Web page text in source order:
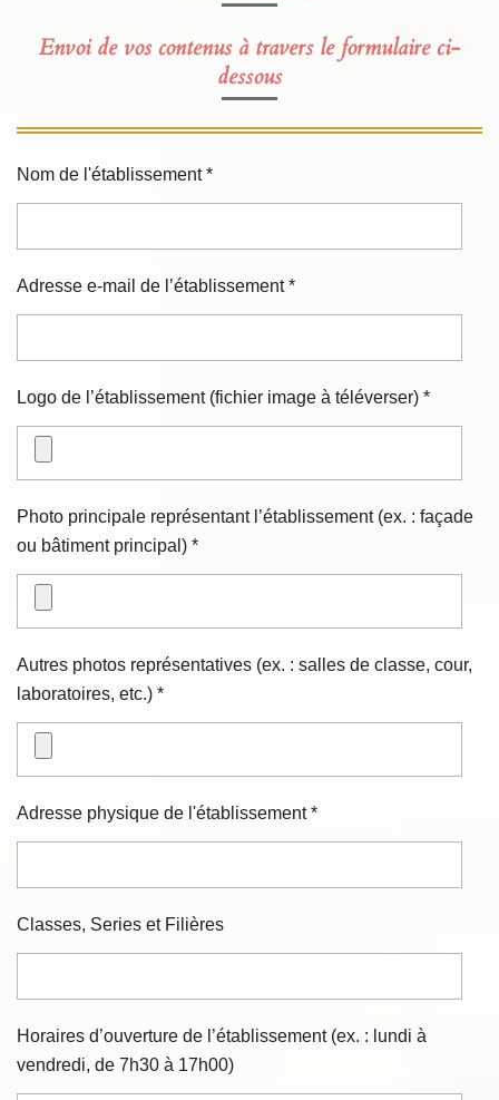
Envoi de vos contenus à travers le formulaire ci-
dessous
Nom de l'établissement *
Adresse e-mail de l’établissement *
Logo de l’établissement (fichier image à téléverser) *
Photo principale représentant l’établissement (ex. : façade
ou bâtiment principal) *
Autres photos représentatives (ex. : salles de classe, cour,
laboratoires, etc.) *
Adresse physique de l'établissement *
Classes, Series et Filières
Horaires d’ouverture de l’établissement (ex. : lundi à
vendredi, de 7h30 à 17h00)